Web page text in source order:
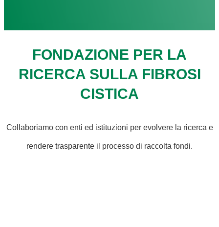
FONDAZIONE PER LA
RICERCA SULLA FIBROSI
CISTICA
Collaboriamo con enti ed istituzioni per evolvere la ricerca e
rendere trasparente il processo di raccolta fondi.